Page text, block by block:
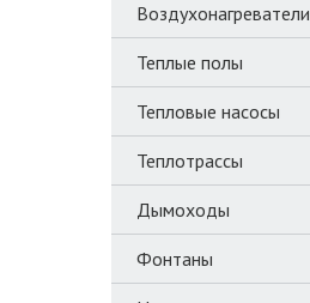
Воздухонагреватели
Теплые полы
Тепловые насосы
Теплотрассы
Дымоходы
Фонтаны